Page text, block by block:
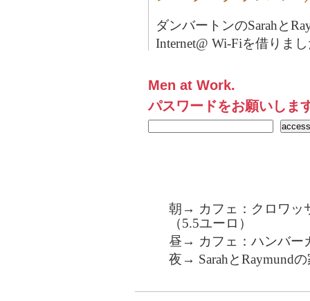
ダンバートンのSarahと
Internet@ Wi-Fiを借りま
Men at Work.
パスワードをお願いしま
朝→ カフェ：クロワッ
（5.5ユーロ）
昼→ カフェ：ハンバー
夜→ SarahとRaymund